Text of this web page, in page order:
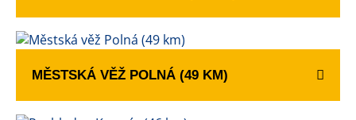
MĚSTSKÁ VĚŽ POLNÁ (49 KM)